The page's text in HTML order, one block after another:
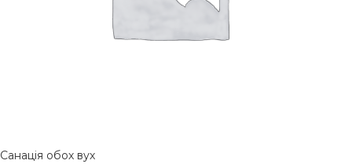
Санація обох вух